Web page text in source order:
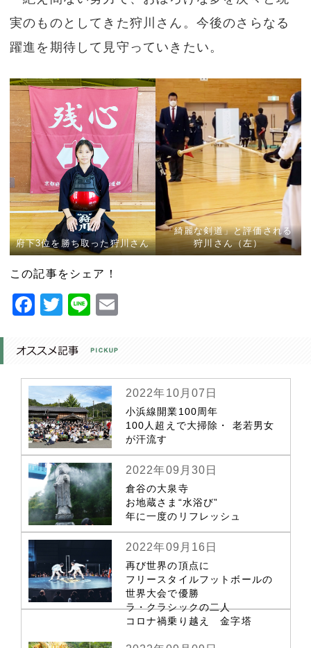
実のものとしてきた狩川さん。今後のさらなる
躍進を期待して見守っていきたい。
府下3位を勝ち取った狩川さん
「綺麗な剣道」と評価される
狩川さん（左）
この記事をシェア！
Facebook
Twitter
Line
2022年10月07日
小浜線開業100周年
100人超えで大掃除・ 老若男女
が汗流す
2022年09月30日
倉谷の大泉寺
お地蔵さま“水浴び”
年に一度のリフレッシュ
2022年09月16日
再び世界の頂点に
フリースタイルフットボールの
世界大会で優勝
ラ・クラシックの二人
コロナ禍乗り越え 金字塔